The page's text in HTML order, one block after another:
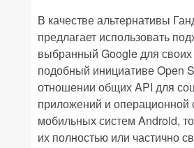
В качестве альтернативы
предлагает использовать
выбранный Google для
подобный инициативе Open
отношении общих API для
приложений и операционной
мобильных систем Android,
их полностью или частично